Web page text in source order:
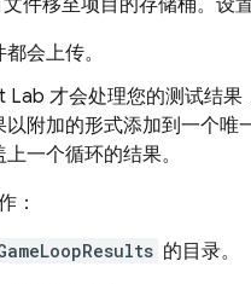
件移至项目的存储桶。设
会上传。
Lab 才会处理您的测试结果
附加的形式添加到一个唯
一个循环的结果。
：
的目录。